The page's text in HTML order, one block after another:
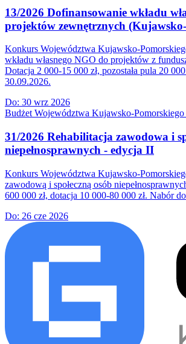
13/2026 Dofinansowanie wkładu
projektów zewnętrznych
Konkurs Województwa Kujawsko-
wkładu własnego NGO do projektów z
Dotacja 2 000-15 000 zł, pozostała pula 20
30.09.2026.
Do: 30 wrz 2026
Budżet Województwa Kujawsko-
31/2026 Rehabilitacja zawodowa i
niepełnosprawnych - edycja II
Konkurs Województwa Kujawsko-
zawodową i społeczną osób
600 000 zł, dotacja 10 000-80 000 zł. Nabór
Do: 26 cze 2026